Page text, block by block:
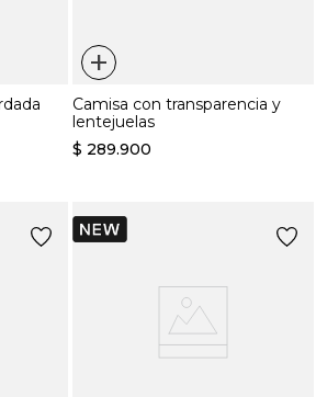
+
Camisa con transparencia y
lentejuelas
$ 289.900